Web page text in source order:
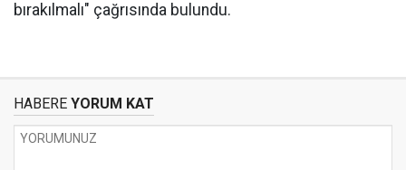
bırakılmalı" çağrısında bulundu.
HABERE YORUM KAT